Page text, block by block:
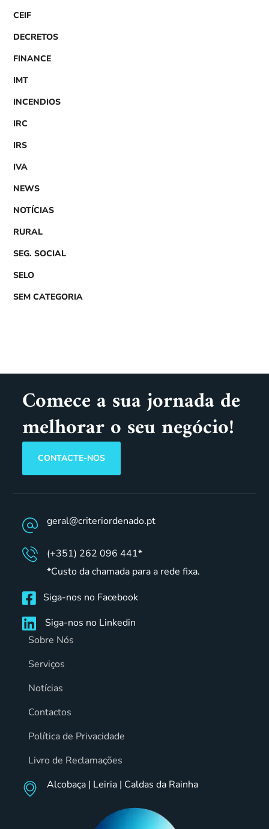
CEIF
DECRETOS
FINANCE
IMT
INCENDIOS
IRC
IRS
IVA
NEWS
NOTÍCIAS
RURAL
SEG. SOCIAL
SELO
SEM CATEGORIA
Comece a sua jornada de
melhorar o seu negócio!
CONTACTE-NOS
geral@criteriordenado.pt
(+351) 262 096 441*
*Custo da chamada para a rede fixa.
Siga-nos no Facebook
Siga-nos no Linkedin
Sobre Nós
Serviços
Notícias
Contactos
Política de Privacidade
Livro de Reclamações
Alcobaça | Leiria | Caldas da Rainha